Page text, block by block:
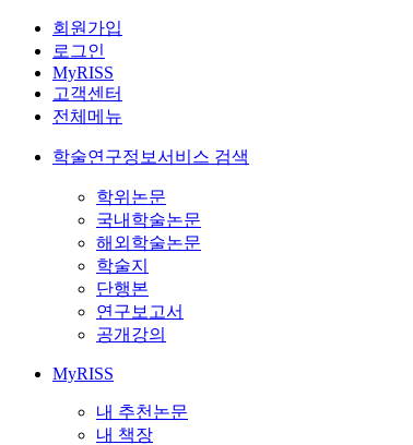
회원가입
로그인
MyRISS
고객센터
전체메뉴
학술연구정보서비스 검색
학위논문
국내학술논문
해외학술논문
학술지
단행본
연구보고서
공개강의
MyRISS
내 추천논문
내 책장